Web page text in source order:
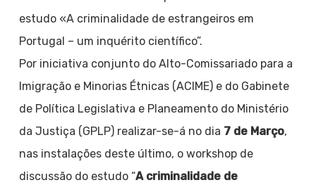
estudo «A criminalidade de estrangeiros em
Portugal – um inquérito científico”.
Por iniciativa conjunto do Alto-Comissariado para a
Imigração e Minorias Étnicas (ACIME) e do Gabinete
de Política Legislativa e Planeamento do Ministério
da Justiça (GPLP) realizar-se-á no dia 7 de Março,
nas instalações deste último, o workshop de
discussão do estudo “A criminalidade de